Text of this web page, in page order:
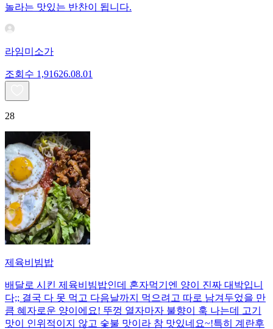
놀라는 맛있는 반찬이 됩니다.
라임미소가
조회수 1,91626.08.01
28
제육비빔밥
배달로 시킨 제육비빔밥인데 혼자먹기엔 양이 진짜 대박입니
다;; 결국 다 못 먹고 다음날까지 먹으려고 따로 남겨두었을 만
큼 혜자로운 양이에요! 뚜껑 열자마자 불향이 훅 나는데 고기
맛이 인위적이지 않고 숯불 맛이라 참 맛있네요~!특히 계란후